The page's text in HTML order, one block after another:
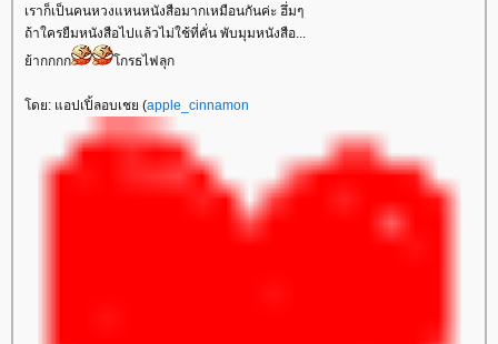
เราก็เป็นคนหวงแหนหนังสือมากเหมือนกันค่ะ ฮึ่มๆ
ถ้าใครยืมหนังสือไปแล้วไม่ใช้ที่คั่น พับมุมหนังสือ...
้ากกกก
กรธไฟลุก
ดย: แอปเปิ้ลอบเชย (apple_cinnamon